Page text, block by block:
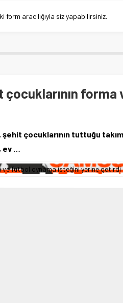
form aracılığıyla siz yapabilirsiniz.
çocuklarının
şehit çocuklarının tuttuğu
…